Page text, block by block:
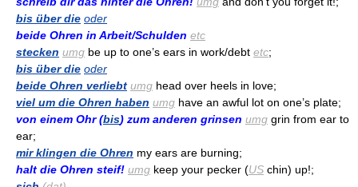
bis über die oder
beide Ohren in Arbeit/Schulden etc
stecken umg be up to one’s ears in work/debt etc;
bis über die oder
beide Ohren verliebt umg head over heels in love;
viel um die Ohren haben umg have an awful lot on one’s plate;
von einem Ohr (bis) zum anderen grinsen umg grin from ear to
ear;
mir klingen die Ohren my ears are burning;
halt die Ohren steif! umg keep your pecker (US chin) up!;